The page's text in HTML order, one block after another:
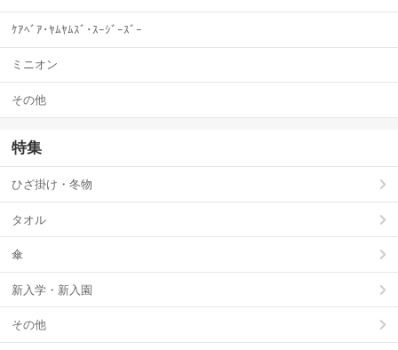
ｹｱﾍﾞｱ･ﾔﾑﾔﾑｽﾞ･ｽｰｼﾞｰｽﾞｰ
ミニオン
その他
特集
ひざ掛け・冬物
タオル
傘
新入学・新入園
その他